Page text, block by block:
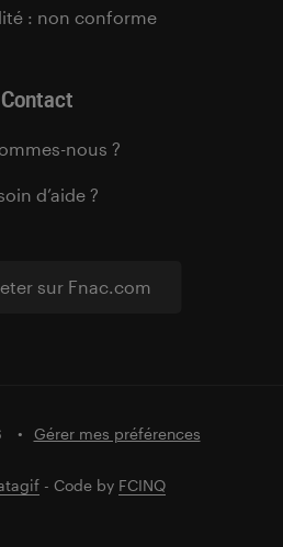
sur Fnac.com
: non conforme
Contact
nous ?
d’aide ?
Gérer mes préférences
- Code by FCINQ